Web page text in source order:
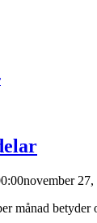
november 27,
månad betyder